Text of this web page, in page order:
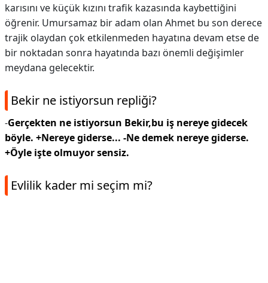
karısını ve küçük kızını trafik kazasında kaybettiğini
öğrenir. Umursamaz bir adam olan Ahmet bu son derece
trajik olaydan çok etkilenmeden hayatına devam etse de
bir noktadan sonra hayatında bazı önemli değişimler
meydana gelecektir.
Bekir ne istiyorsun repliği?
-Gerçekten ne istiyorsun Bekir,bu iş nereye gidecek
böyle. +Nereye giderse... -Ne demek nereye giderse.
+Öyle işte olmuyor sensiz.
Evlilik kader mi seçim mi?